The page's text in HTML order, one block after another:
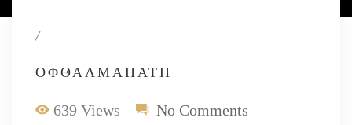
/
ΟΦΘΑΛΜΑΠΆΤΗ
639 Views No Comments